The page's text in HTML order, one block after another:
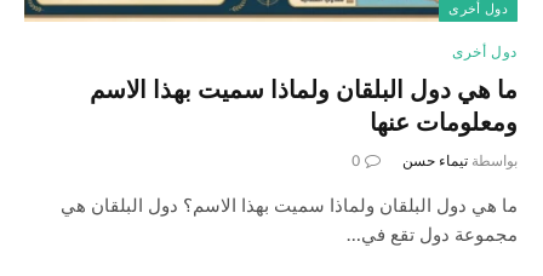
دول أخرى
دول أخرى
ما هي دول البلقان ولماذا سميت بهذا الاسم
ومعلومات عنها
بواسطة تيماء حسن 0
ما هي دول البلقان ولماذا سميت بهذا الاسم؟ دول البلقان هي
مجموعة دول تقع في…